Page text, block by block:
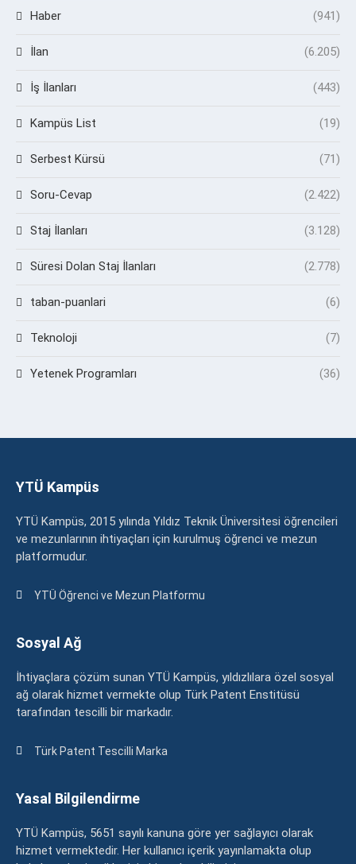
Haber (941)
İlan (6.205)
İş İlanları (443)
Kampüs List (19)
Serbest Kürsü (71)
Soru-Cevap (2.422)
Staj İlanları (3.128)
Süresi Dolan Staj İlanları (2.778)
taban-puanlari (6)
Teknoloji (7)
Yetenek Programları (36)
YTÜ Kampüs
YTÜ Kampüs, 2015 yılında Yıldız Teknik Üniversitesi öğrencileri
ve mezunlarının ihtiyaçları için kurulmuş öğrenci ve mezun
platformudur.
YTÜ Öğrenci ve Mezun Platformu
Sosyal Ağ
İhtiyaçlara çözüm sunan YTÜ Kampüs, yıldızlılara özel sosyal
ağ olarak hizmet vermekte olup Türk Patent Enstitüsü
tarafından tescilli bir markadır.
Türk Patent Tescilli Marka
Yasal Bilgilendirme
YTÜ Kampüs, 5651 sayılı kanuna göre yer sağlayıcı olarak
hizmet vermektedir. Her kullanıcı içerik yayınlamakta olup